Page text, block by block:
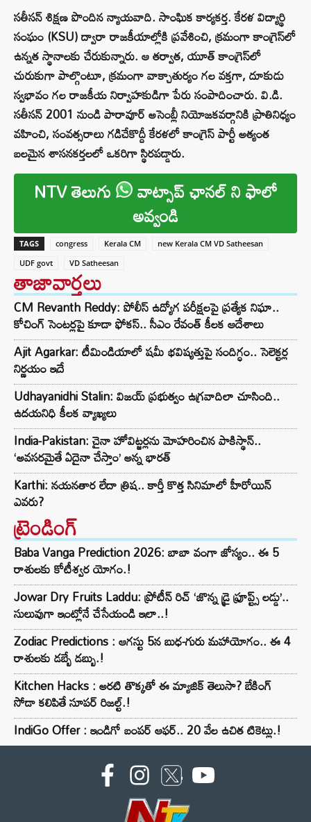
సతీసన్ శిక్షణ పొందిన న్యాయవాది. సాంఘిక కార్యకర్త. కేరళ విద్యార్థి
సంఘం (KSU) ద్వారా రాజకీయాల్లోకి ప్రవేశించి, క్రమంగా కాంగ్రెస్‌లో
ఉన్నత స్థానాలకు చేరుకున్నారు. ఆ తర్వాత, యూత్ కాంగ్రెస్‌లో
చురుకుగా పాల్గొంటూ, క్రమంగా వాక్చాతుర్యం గల వక్తగా, దూకుడు
స్వభావం గల రాజకీయ నిర్వాహకుడిగా పేరు సంపాదించారు. వి.డి.
సతీసన్ 2001 నుండి పారావూర్ అసెంబ్లీ నియోజకవర్గానికి ప్రాతినిధ్యం
వహించి, సంవత్సరాలు గడిచేకొద్దీ కేరళలో కాంగ్రెస్ పార్టీ అత్యంత
బలమైన శాసనకర్తలలో ఒకరిగా స్థిరపడ్డారు.
NTV తెలుగు వాట్సాప్ ఛానల్ ని ఫాలో
అవ్వండి
TAGS congress Kerala CM
new Kerala CM VD Satheesan
UDF govt
VD Satheesan
తాజావార్తలు
CM Revanth Reddy: పోలీస్ ఉద్యోగ పరీక్షలపై ప్రత్యేక నిఘా..
కోచింగ్ సెంటర్లపై కూడా ఫోకస్.. సీఎం రేవంత్ కీలక ఆదేశాలు
Ajit Agarkar: టీమిండియాలో షమీ భవిష్యత్తుపై సందిగ్ధం.. సెలెక్టర్ల
నిర్ణయం ఇదే
Udhayanidhi Stalin: విజయ్ ప్రభుత్వం ఉగ్రవాదిలా చూసింది..
ఉదయనిధి కీలక వ్యాఖ్యలు
India-Pakistan: చైనా హోవిట్జర్లను మోహరించిన పాకిస్థాన్..
‘అవసరమైతే ఏదైనా చేస్తాం’ అన్న భారత్
Karthi: నయనతార లేదా త్రిష.. కార్తీ కొత్త సినిమాలో హీరోయిన్
ఎవరు?
ట్రెండింగ్‌
Baba Vanga Prediction 2026: బాబా వంగా జోస్యం.. ఈ 5
రాశులకు కోటీశ్వర యోగం.!
Jowar Dry Fruits Laddu: ప్రోటీన్ రిచ్ ‘జొన్న డ్రై ఫ్రూప్ట్స్ లడ్డు’..
సులువుగా ఇంట్లోనే చేసేయండి ఇలా..!
Zodiac Predictions : ఆగస్టు 5న బుధ-గురు మహాయోగం.. ఈ 4
రాశులకు డబ్బే డబ్బు.!
Kitchen Hacks : అరటి తొక్కతో ఈ మ్యాజిక్ తెలుసా? బేకింగ్
సోడా కలిపితే సూపర్ రిజల్ట్.!
IndiGo Offer : ఇండిగో బంపర్ ఆఫర్.. 20 వేల ఉచిత టికెట్లు.!